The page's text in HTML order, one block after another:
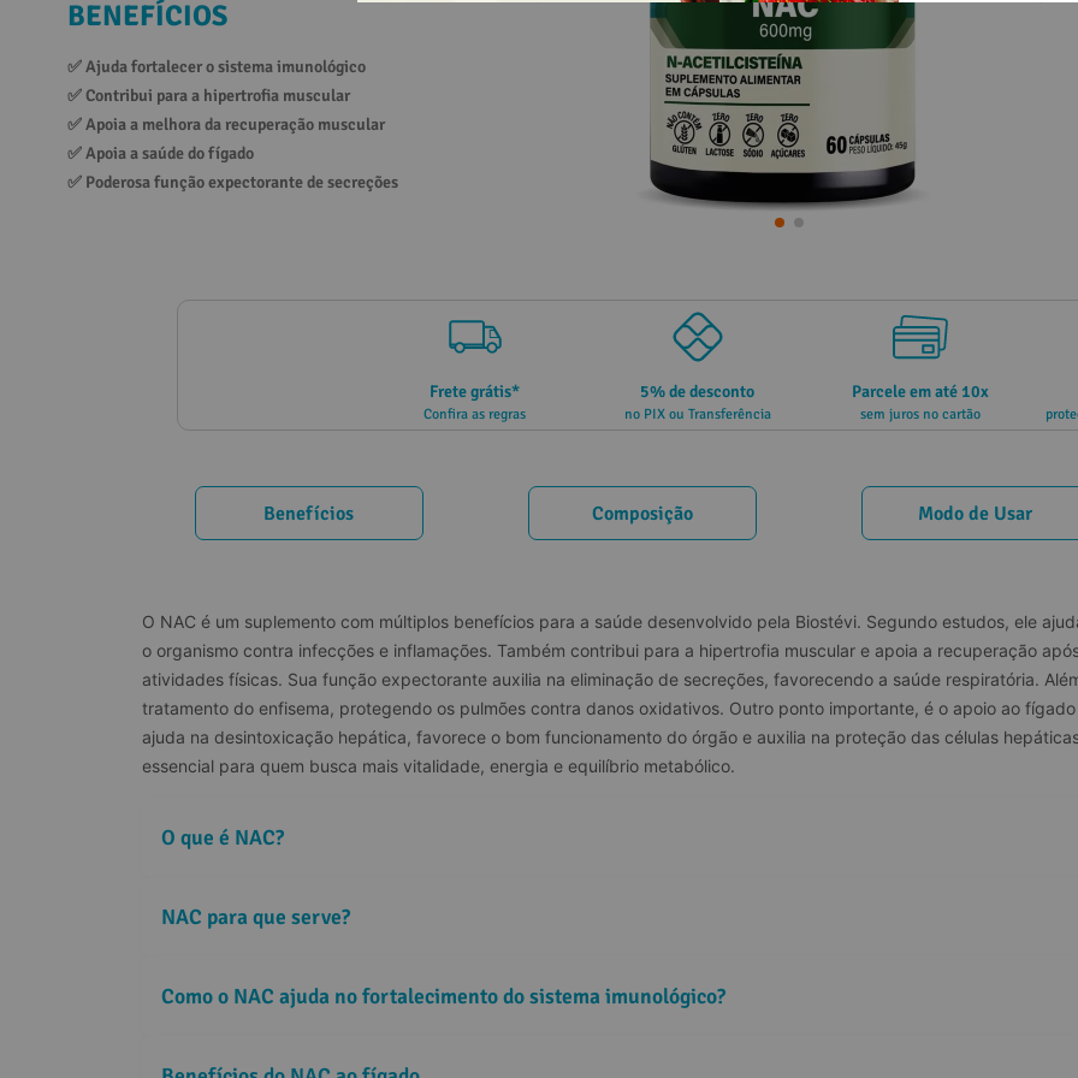
BENEFÍCIOS
✅ Ajuda fortalecer o sistema imunológico
✅ Contribui para a hipertrofia muscular
✅ Apoia a melhora da recuperação muscular
✅ Apoia a saúde do fígado
✅ Poderosa função expectorante de secreções
Frete grátis*
Confira as regras
5% de desconto
no PIX ou Transferência
Parcele em até 10x
sem juros no cartão
Benefícios Composição Modo de Usar
O NAC é um suplemento com múltiplos benefícios para a saúde desenvolvido pela Biostévi. Segundo estudos, ele
o organismo contra infecções e inflamações. Também contribui para a hipertrofia muscular e apoia a recuperação
atividades físicas. Sua função expectorante auxilia na eliminação de secreções, favorecendo a saúde respiratória.
tratamento do enfisema, protegendo os pulmões contra danos oxidativos. Outro ponto importante, é o apoio ao
ajuda na desintoxicação hepática, favorece o bom funcionamento do órgão e auxilia na proteção das células
essencial para quem busca mais vitalidade, energia e equilíbrio metabólico.
O que é NAC?
NAC para que serve?
Como o NAC ajuda no fortalecimento do sistema imunológico?
10º vitamina